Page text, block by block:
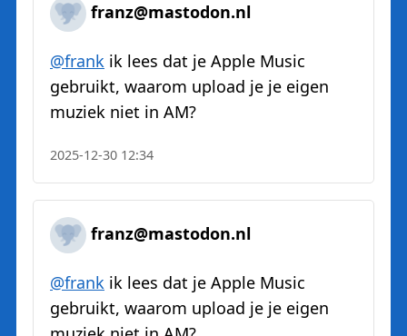
franz@mastodon.nl
@frank ik lees dat je Apple Music
gebruikt, waarom upload je je eigen
muziek niet in AM?
2025-12-30 12:34
franz@mastodon.nl
@frank ik lees dat je Apple Music
gebruikt, waarom upload je je eigen